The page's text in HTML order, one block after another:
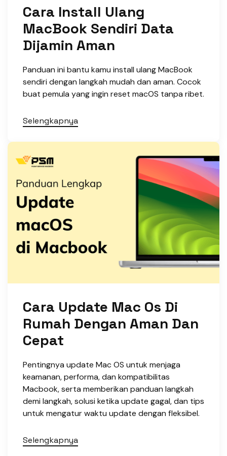
Cara Install Ulang
MacBook Sendiri Data
Dijamin Aman
Panduan ini bantu kamu install ulang MacBook
sendiri dengan langkah mudah dan aman. Cocok
buat pemula yang ingin reset macOS tanpa ribet.
Selengkapnya
Cara Update Mac Os Di
Rumah Dengan Aman Dan
Cepat
Pentingnya update Mac OS untuk menjaga
keamanan, performa, dan kompatibilitas
Macbook, serta memberikan panduan langkah
demi langkah, solusi ketika update gagal, dan tips
untuk mengatur waktu update dengan fleksibel.
Selengkapnya